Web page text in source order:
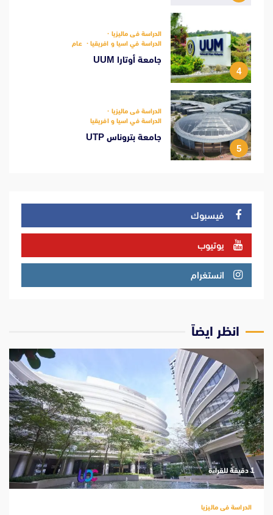
4
الدراسة فى ماليزيا
الدراسة في اسيا و افريقيا
عام
جامعة أوتارا UUM
5
الدراسة فى ماليزيا
الدراسة في اسيا و افريقيا
جامعة بتروناس UTP
فيسبوك
يوتيوب
انستغرام
انظر ايضاً
‫1 دقيقة للقراءة
الدراسة فى ماليزيا